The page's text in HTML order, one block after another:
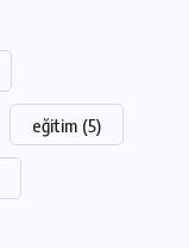
eğitim (5)